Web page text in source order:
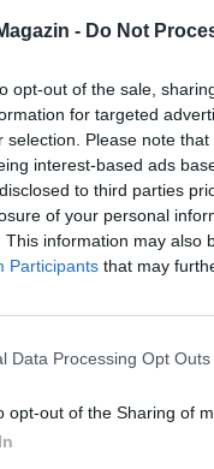
- Do Not
opt-out of the sale,
for targeted
selection. Please note
interest-based ads
to third parties
of your personal
This information may also
Participants that may
Data Processing Opt Outs
opt-out of the Sharing of
ágában sem volt
tőle bizsergett. Okos
ezért
jöttek, itt voltak, de
ha tetszett nekik, ha
és Réka elnémultak
kicsit a tengertől
a családdal, mint az
jöttek és
amit akar.